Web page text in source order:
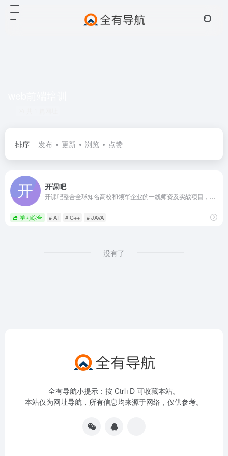
排序 发布 更新 浏览 点赞
开课吧
学习综合 # AI # C++ # JAVA
没有了
全有导航小提示：按 Ctrl+D 可收藏本站。
本站仅为网址导航，所有信息均来源于网络，仅供参考。